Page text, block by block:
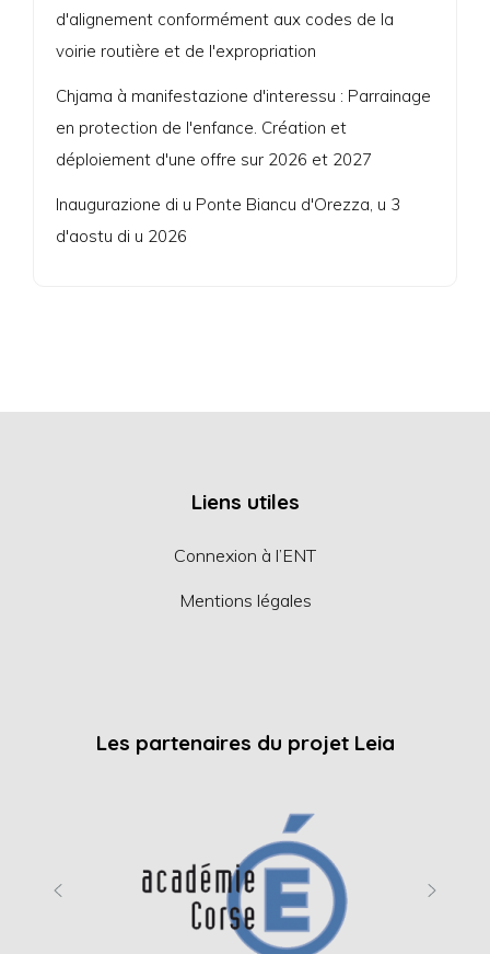
d'alignement conformément aux codes de la
voirie routière et de l'expropriation
Chjama à manifestazione d'interessu : Parrainage
en protection de l'enfance. Création et
déploiement d'une offre sur 2026 et 2027
Inaugurazione di u Ponte Biancu d'Orezza, u 3
d'aostu di u 2026
Liens utiles
Connexion à l’ENT
Mentions légales
Les partenaires du projet Leia